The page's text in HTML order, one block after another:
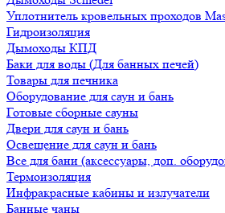
Уплотнитель кровельных проходов
Гидроизоляция
Дымоходы КПД
Баки для воды (Для банных печей)
Товары для печника
Оборудование для саун и бань
Готовые сборные сауны
Двери для саун и бань
Освещение для саун и бань
Все для бани (аксессуары, доп.
Термоизоляция
Инфракрасные кабины и излучатели
Банные чаны